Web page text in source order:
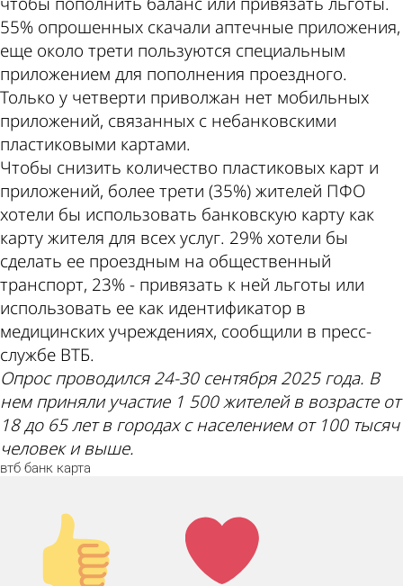
55% опрошенных скачали аптечные приложения,
еще около трети пользуются специальным
приложением для пополнения проездного.
Только у четверти приволжан нет мобильных
приложений, связанных с небанковскими
пластиковыми картами.
Чтобы снизить количество пластиковых карт и
приложений, более трети (35%) жителей ПФО
хотели бы использовать банковскую карту как
карту жителя для всех услуг. 29% хотели бы
сделать ее проездным на общественный
транспорт, 23% - привязать к ней льготы или
использовать ее как идентификатор в
медицинских учреждениях, сообщили в пресс-
службе ВТБ.
Опрос проводился 24-30 сентября 2025 года. В
нем приняли участие 1 500 жителей в возрасте от
18 до 65 лет в городах с населением от 100 тысяч
человек и выше.
втб банк карта
Палец
вверх!
Лайк!